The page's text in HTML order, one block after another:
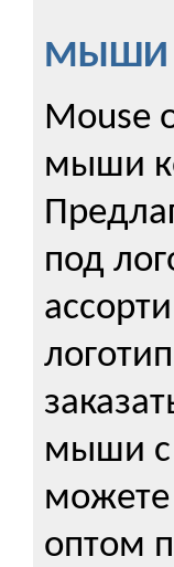
МЫШИ
Mouse
мыши
под
мыши с
можете
оптом